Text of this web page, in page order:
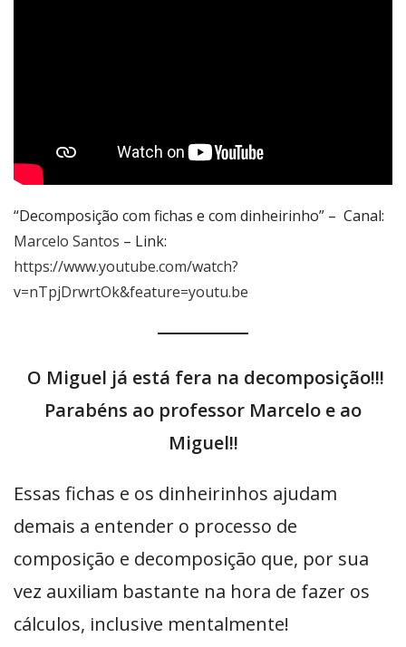
“Decomposição com fichas e com dinheirinho” – Canal:
Marcelo Santos – Link:
https://www.youtube.com/watch?
v=nTpjDrwrtOk&feature=youtu.be
O Miguel já está fera na decomposição!!!
Parabéns ao professor Marcelo e ao
Miguel!!
Essas fichas e os dinheirinhos ajudam
demais a entender o processo de
composição e decomposição que, por sua
vez auxiliam bastante na hora de fazer os
cálculos, inclusive mentalmente!